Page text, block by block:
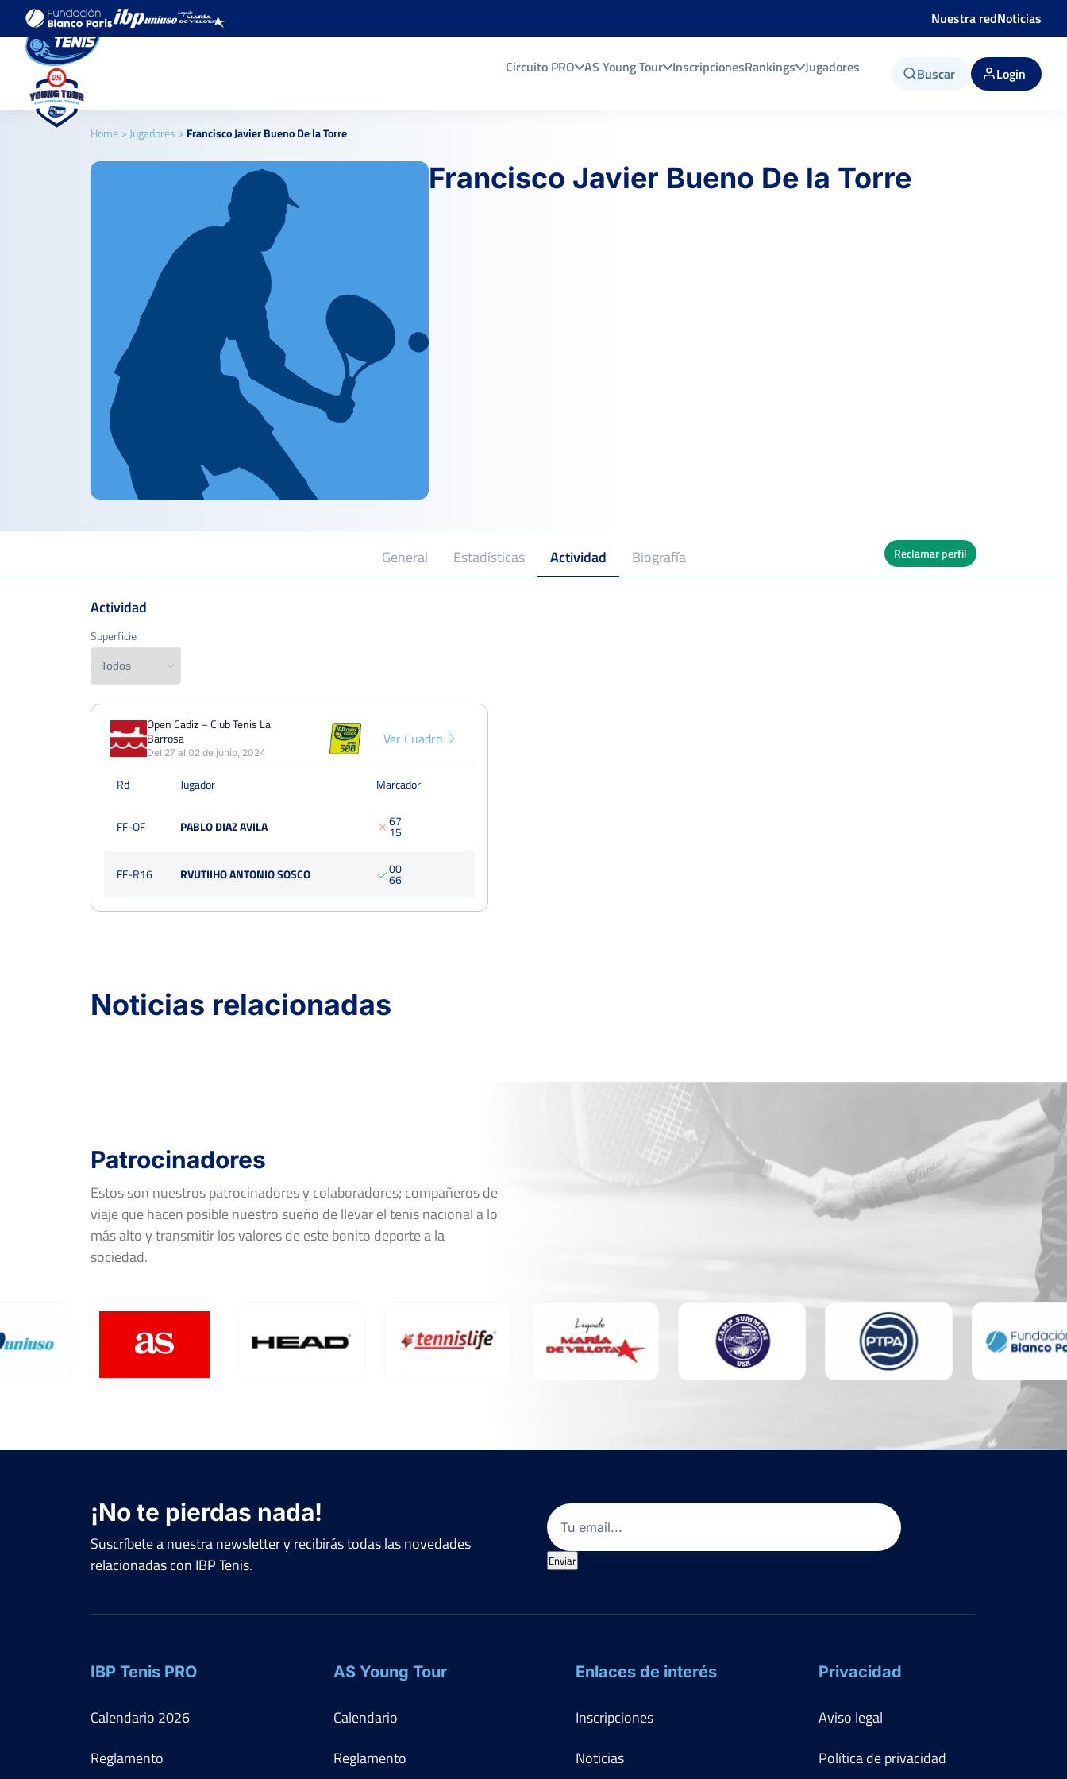
Nuestra redNoticias
Circuito PRO AS Young Tour InscripcionesRankings Jugadores Buscar Login
Home> Jugadores > Francisco Javier Bueno De la Torre
Francisco Javier Bueno De la Torre
General Estadísticas Actividad Biografía Reclamar perfil
Superficie
PERDIDOS PARTIDOSGANADOS
1
PERDIDOS JUEGOS
Actividad
Superficie
Open Cadiz – Club Tenis La
Barrosa
Del 27 al 02 de junio, 2024
Ver Cuadro
Rd Jugador Marcador
FF-OF PABLO DIAZ AVILA 6
1
7
5
FF-R16 RVUTIIHO ANTONIO SOSCO 0
6
0
6
Noticias relacionadas
Patrocinadores
Estos son nuestros patrocinadores y colaboradores; compañeros de
viaje que hacen posible nuestro sueño de llevar el tenis nacional a lo
más alto y transmitir los valores de este bonito deporte a la
sociedad.
¡No te pierdas nada!
Suscríbete a nuestra newsletter y recibirás todas las novedades
relacionadas con IBP Tenis.
Email
Enviar
IBP Tenis PRO
Calendario 2026
Reglamento
AS Young Tour
Calendario
Reglamento
Enlaces de interés
Inscripciones
Noticias
Privacidad
Aviso legal
Política de privacidad